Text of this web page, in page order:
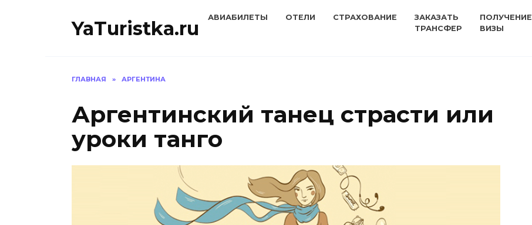
YaTuristka.ru АВИАБИЛЕТЫ ОТЕЛИ СТРАХОВАНИЕ
ЗАКАЗАТЬ
ТРАНСФЕР
ПОЛУЧЕНИЕ
ВИЗЫ
ГЛАВНАЯ » АРГЕНТИНА
Аргентинский танец страсти или
уроки танго